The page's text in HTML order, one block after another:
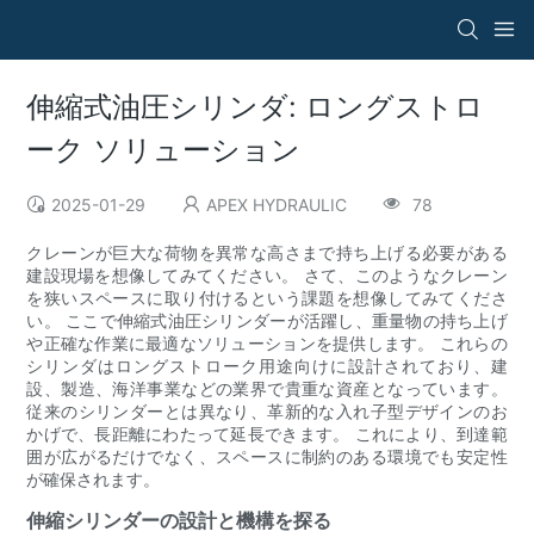
伸縮式油圧シリンダ: ロングストロ
ーク ソリューション
2025-01-29 APEX HYDRAULIC 78
クレーンが巨大な荷物を異常な高さまで持ち上げる必要がある
建設現場を想像してみてください。 さて、このようなクレーン
を狭いスペースに取り付けるという課題を想像してみてくださ
い。 ここで伸縮式油圧シリンダーが活躍し、重量物の持ち上げ
や正確な作業に最適なソリューションを提供します。 これらの
シリンダはロングストローク用途向けに設計されており、建
設、製造、海洋事業などの業界で貴重な資産となっています。
従来のシリンダーとは異なり、革新的な入れ子型デザインのお
かげで、長距離にわたって延長できます。 これにより、到達範
囲が広がるだけでなく、スペースに制約のある環境でも安定性
が確保されます。
伸縮シリンダーの設計と機構を探る